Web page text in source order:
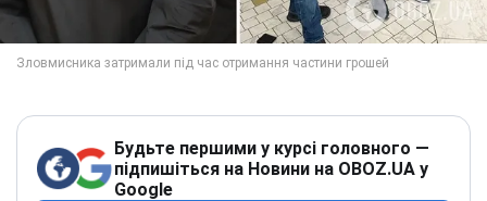
Будьте першими у курсі головного —
підпишіться на Новини на OBOZ.UA у
Google